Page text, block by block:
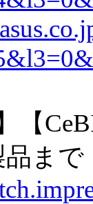
【
品まで